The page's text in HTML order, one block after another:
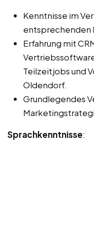
Kenntnisse im
entsprechenden
Erfahrung mit
Teilzeitjobs und
Oldendorf.
Grundlegendes
Sprachkenntnisse: